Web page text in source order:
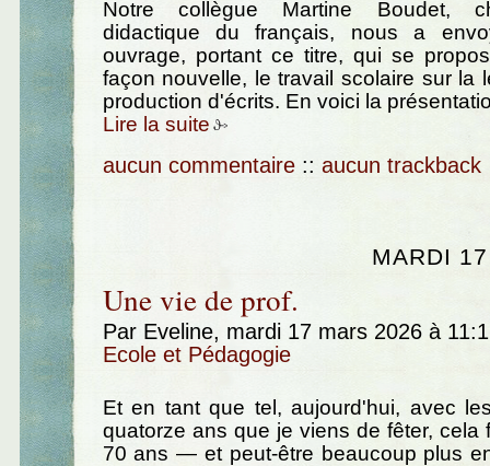
Notre collègue Martine Boudet,
didactique du français, nous a
ouvrage, portant ce titre, qui se
façon nouvelle, le travail scolaire sur la
production d'écrits. En voici la
Lire la suite
aucun commentaire :: aucun trackback
MARDI
Une vie de prof.
Par Eveline, mardi 17 mars 2026 à
Ecole et Pédagogie
Et en tant que tel, aujourd'hui, avec
quatorze ans que je viens de fêter, cela
70 ans — et peut-être beaucoup plus